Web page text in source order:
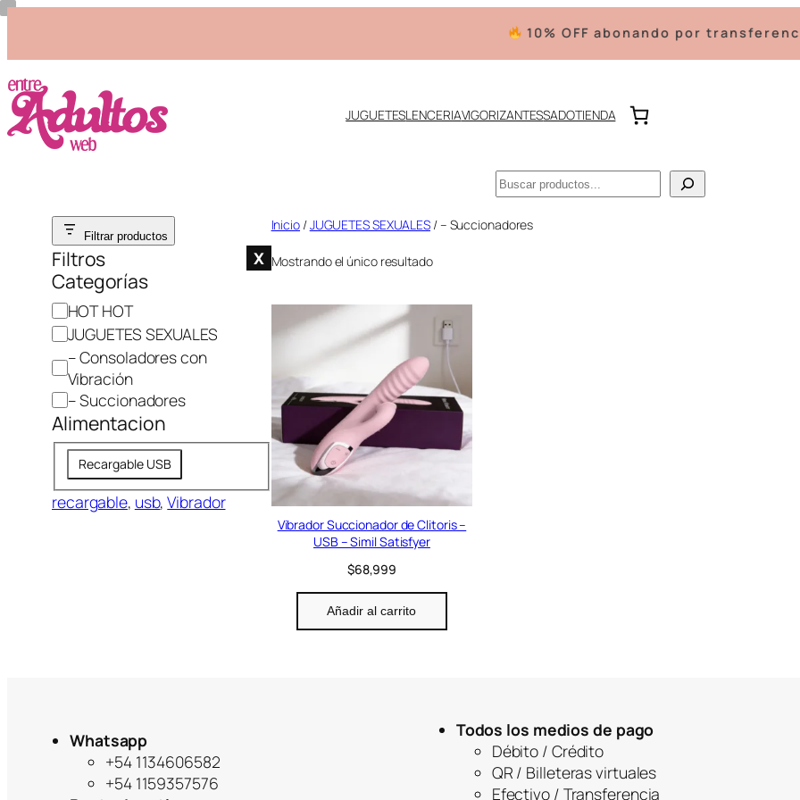
10% OFF abonando por transferencia
JUGUETESLENCERIAVIGORIZANTESSADOTIENDA
Buscar
contenido
Filtrar productos
Filtros X
Categorías
C
a
e
g
o
r
HOT HOT
JUGUETES SEXUALES
– Consoladores con
Vibración
– Succionadores
Alimentacion
l
i
Recargable USB
recargable, usb, Vibrador
Inicio /JUGUETES SEXUALES / – Succionadores
Mostrando el único resultado
Vibrador Succionador de Clitoris –
USB – Simil Satisfyer
$68,999
Añadir al carrito
Whatsapp
+54 1134606582
+54 1159357576
Todos los medios de pago
Débito / Crédito
QR / Billeteras virtuales
Efectivo / Transferencia